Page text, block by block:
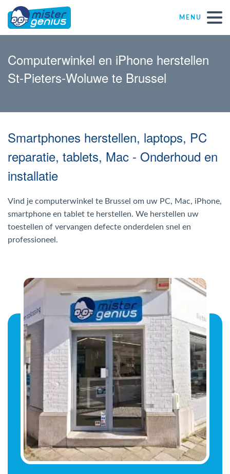
MENU
Computerwinkels in Belgïe
Zelfstandige
KMO
Windows Agent
Computerwinkel en iPhone herstellen
St-Pieters-Woluwe te Brussel
Smartphones herstellen, laptops, PC
reparatie, tablets, Mac - Onderhoud en
installatie
Vind je computerwinkel te Brussel om uw PC, Mac, iPhone,
smartphone en tablet te herstellen. We herstellen uw
toestellen of vervangen defecte onderdelen snel en
professioneel.